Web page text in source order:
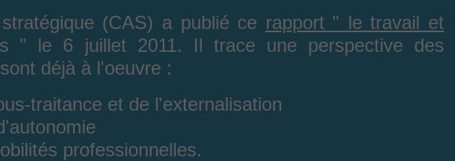
(CAS) a publié ce rapport " le travail et
" le 6 juillet 2011. Il trace une perspective des
déjà à l'oeuvre :
traitance et de l'externalisation
professionnelles.